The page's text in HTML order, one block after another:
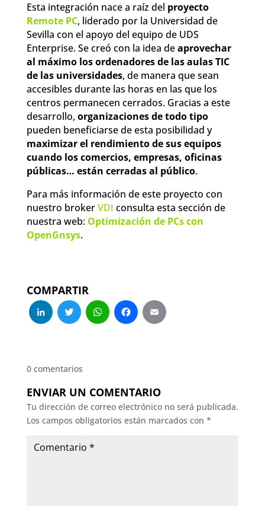
Esta integración nace a raíz del proyecto
Remote PC, liderado por la Universidad de
Sevilla con el apoyo del equipo de UDS
Enterprise. Se creó con la idea deaprovechar
al máximo los ordenadores de las aulas TIC
de las universidades, de manera que sean
accesibles durante las horas en las que los
centros permanecen cerrados. Gracias a este
desarrollo, organizaciones de todo tipo
pueden beneficiarse de esta posibilidad y
maximizar el rendimiento de sus equipos
cuando los comercios, empresas, oficinas
públicas… están cerradas al público.
Para más información de este proyecto con
nuestro brokerVDI consulta esta sección de
nuestra web: Optimización de PCs con
OpenGnsys.
COMPARTIR
LinkedIn
Twitter
WhatsApp
Facebook
0 comentarios
ENVIAR UN COMENTARIO
Tu dirección de correo electrónico no será publicada.
Los campos obligatorios están marcados con *